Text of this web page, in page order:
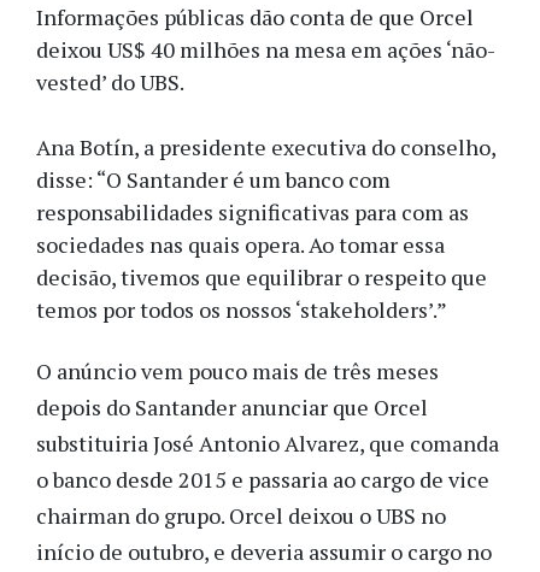
Informações públicas dão conta de que Orcel
deixou US$ 40 milhões na mesa em ações ‘não-
vested’ do UBS.
Ana Botín, a presidente executiva do conselho,
disse: “O Santander é um banco com
responsabilidades significativas para com as
sociedades nas quais opera. Ao tomar essa
decisão, tivemos que equilibrar o respeito que
temos por todos os nossos ‘stakeholders’.”
O anúncio vem pouco mais de três meses
depois do Santander anunciar que Orcel
substituiria José Antonio Alvarez, que comanda
o banco desde 2015 e passaria ao cargo de vice
chairman do grupo. Orcel deixou o UBS no
início de outubro, e deveria assumir o cargo no